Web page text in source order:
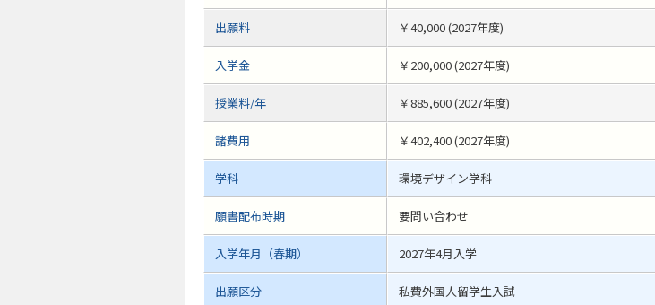
出願料 ￥40,000 (2027年度)
入学金 ￥200,000 (2027年度)
授業料/年 ￥885,600 (2027年度)
諸費用 ￥402,400 (2027年度)
学科 環境デザイン学科
願書配布時期 要問い合わせ
入学年月（春期） 2027年4月入学
出願区分 私費外国人留学生入試